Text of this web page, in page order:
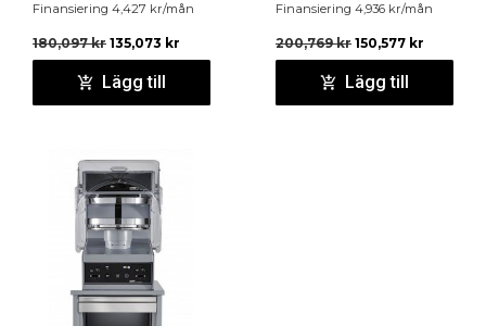
Finansiering 4,427 kr/mån
180,097kr 135,073 kr
Lägg till
Finansiering 4,936 kr/mån
200,769kr 150,577 kr
Lägg till